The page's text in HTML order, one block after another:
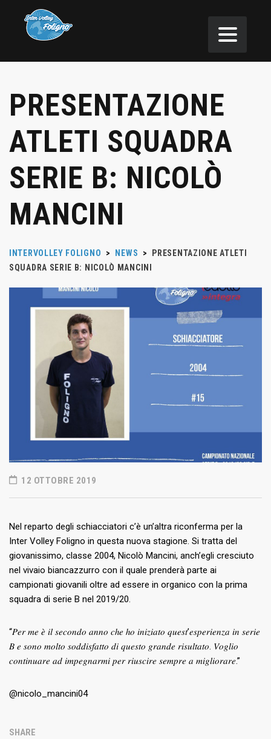
PRESENTAZIONE
ATLETI SQUADRA
SERIE B: NICOLÒ
MANCINI
INTERVOLLEY FOLIGNO > NEWS >
PRESENTAZIONE ATLETI
SQUADRA SERIE B: NICOLÒ MANCINI
12 OTTOBRE 2019
Nel reparto degli schiacciatori c’è un’altra riconferma per la
Inter Volley Foligno in questa nuova stagione. Si tratta del
giovanissimo, classe 2004, Nicolò Mancini, anch’egli cresciuto
nel vivaio biancazzurro con il quale prenderà parte ai
campionati giovanili oltre ad essere in organico con la prima
squadra di serie B nel 2019/20.
“𝑃𝑒𝑟 𝑚𝑒 𝑒̀ 𝑖𝑙 𝑠𝑒𝑐𝑜𝑛𝑑𝑜 𝑎𝑛𝑛𝑜 𝑐ℎ𝑒 ℎ𝑜 𝑖𝑛𝑖𝑧𝑖𝑎𝑡𝑜 𝑞𝑢𝑒𝑠𝑡’𝑒𝑠𝑝𝑒𝑟𝑖𝑒𝑛𝑧𝑎 𝑖𝑛 𝑠𝑒𝑟𝑖𝑒
𝐵 𝑒 𝑠𝑜𝑛𝑜 𝑚𝑜𝑙𝑡𝑜 𝑠𝑜𝑑𝑑𝑖𝑠𝑓𝑎𝑡𝑡𝑜 𝑑𝑖 𝑞𝑢𝑒𝑠𝑡𝑜 𝑔𝑟𝑎𝑛𝑑𝑒 𝑟𝑖𝑠𝑢𝑙𝑡𝑎𝑡𝑜. 𝑉𝑜𝑔𝑙𝑖𝑜
𝑐𝑜𝑛𝑡𝑖𝑛𝑢𝑎𝑟𝑒 𝑎𝑑 𝑖𝑚𝑝𝑒𝑔𝑛𝑎𝑟𝑚𝑖 𝑝𝑒𝑟 𝑟𝑖𝑢𝑠𝑐𝑖𝑟𝑒 𝑠𝑒𝑚𝑝𝑟𝑒 𝑎 𝑚𝑖𝑔𝑙𝑖𝑜𝑟𝑎𝑟𝑒.”
@nicolo_mancini04
SHARE